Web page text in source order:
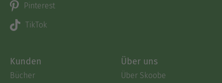
Pinterest
TikTok
Kunden
Bücher
Über uns
Über Skoobe